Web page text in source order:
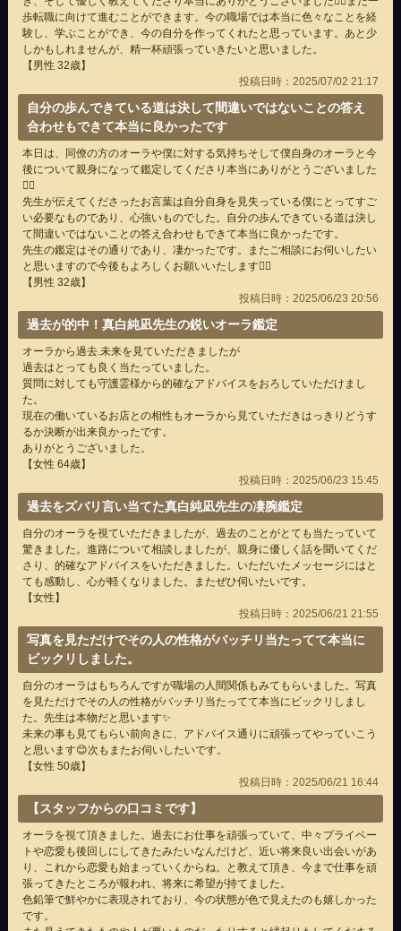
歩転職に向けて進むことができます。今の職場では本当に色々なことを経
験し、学ぶことができ、今の自分を作ってくれたと思っています。あと少
しかもしれませんが、精一杯頑張っていきたいと思いました。
【男性 32歳】
投稿日時：2025/07/02 21:17
自分の歩んできている道は決して間違いではないことの答え
合わせもできて本当に良かったです
本日は、同僚の方のオーラや僕に対する気持ちそして僕自身のオーラと今
後について親身になって鑑定してくださり本当にありがとうございました
🙇‍♂
先生が伝えてくださったお言葉は自分自身を見失っている僕にとってすご
い必要なものであり、心強いものでした。自分の歩んできている道は決し
て間違いではないことの答え合わせもできて本当に良かったです。
先生の鑑定はその通りであり、凄かったです。またご相談にお伺いしたい
と思いますので今後もよろしくお願いいたします🙇‍♂
【男性 32歳】
投稿日時：2025/06/23 20:56
過去が的中！真白純凪先生の鋭いオーラ鑑定
オーラから過去.未来を見ていただきましたが
過去はとっても良く当たっていました。
質問に対しても守護霊様から的確なアドバイスをおろしていただけまし
た。
現在の働いているお店との相性もオーラから見ていただきはっきりどうす
るか決断が出来良かったです。
ありがとうございました。
【女性 64歳】
投稿日時：2025/06/23 15:45
過去をズバリ言い当てた真白純凪先生の凄腕鑑定
自分のオーラを視ていただきましたが、過去のことがとても当たっていて
驚きました。進路について相談しましたが、親身に優しく話を聞いてくだ
さり、的確なアドバイスをいただきました。いただいたメッセージにはと
ても感動し、心が軽くなりました。またぜひ伺いたいです。
【女性】
投稿日時：2025/06/21 21:55
写真を見ただけでその人の性格がバッチリ当たってて本当に
ビックリしました。
自分のオーラはもちろんですが職場の人間関係もみてもらいました。写真
を見ただけでその人の性格がバッチリ当たってて本当にビックリしまし
た。先生は本物だと思います✨
未来の事も見てもらい前向きに、アドバイス通りに頑張ってやっていこう
と思います😊次もまたお伺いしたいです。
【女性 50歳】
投稿日時：2025/06/21 16:44
【スタッフからの口コミです】
オーラを視て頂きました。過去にお仕事を頑張っていて、中々プライベー
トや恋愛も後回しにしてきたみたいなんだけど、近い将来良い出会いがあ
り、これから恋愛も始まっていくからね。と教えて頂き、今まで仕事を頑
張ってきたところが報われ、将来に希望が持てました。
色鉛筆で鮮やかに表現されており、今の状態が色で見えたのも嬉しかった
です。